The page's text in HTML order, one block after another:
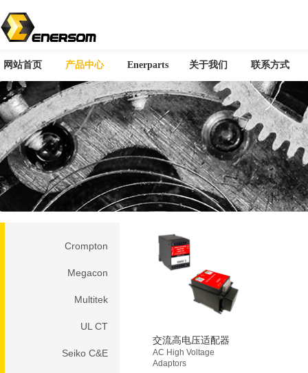
网站首页 产品中心 Enerparts 关于我们 联系方式
Crompton
Megacon
Multitek
UL CT
Seiko C&E
交流高电压适配器
AC High Voltage
Adaptors